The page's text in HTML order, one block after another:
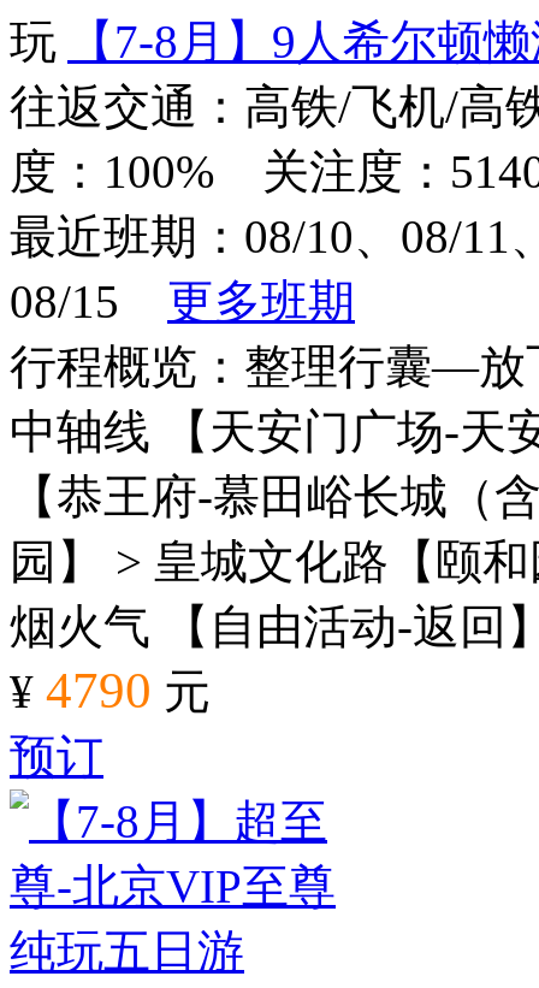
【7-8月】9人希尔顿
往返交通：高铁/飞机/
度：100% 关注度：
最近班期：08/10、08/11
08/15 更多班期
行程概览：整理行囊—
中轴线 【天安门广场-天
【恭王府-慕田峪长城（
园】 > 皇城文化路【颐
烟火气 【自由活动-返回
¥ 4790 元
预订